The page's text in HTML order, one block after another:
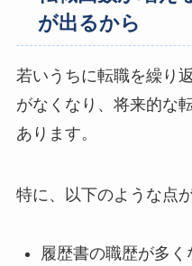
が出るから
若いうちに転職を繰り
がなくなり、将来的な
あります。
特に、以下のような点
履歴書の職歴が多